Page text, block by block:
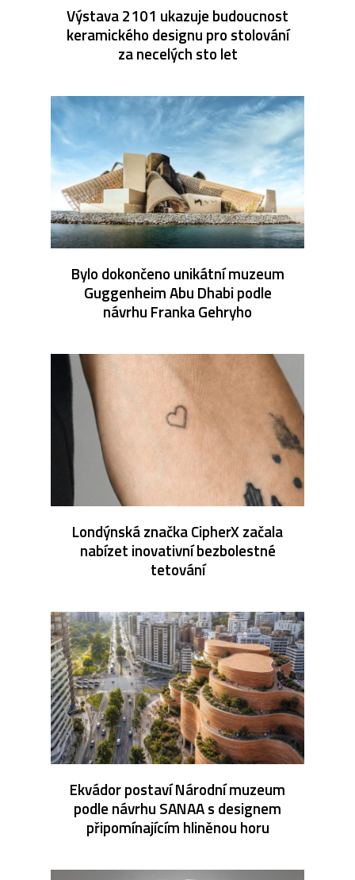
Výstava 2101 ukazuje budoucnost
keramického designu pro stolování
za necelých sto let
Bylo dokončeno unikátní muzeum
Guggenheim Abu Dhabi podle
návrhu Franka Gehryho
Londýnská značka CipherX začala
nabízet inovativní bezbolestné
tetování
Ekvádor postaví Národní muzeum
podle návrhu SANAA s designem
připomínajícím hliněnou horu